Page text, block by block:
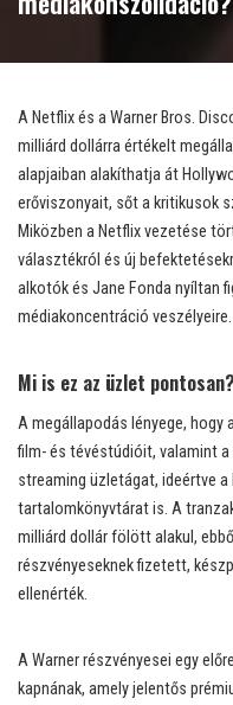
A Netflix és a Warner Bros.
milliárd dollárra értékelt
alapjaiban alakíthatja át
erőviszonyait, sőt a kritikusok
Miközben a Netflix vezetése
választékról és új
alkotók és Jane Fonda nyíltan
médiakoncentráció veszélyeire.
Mi is ez az üzlet pontosan?
A megállapodás lényege, hogy
film- és tévéstúdióit, valamint
streaming üzletágat, ideértve
tartalomkönyvtárat is. A
milliárd dollár fölött alakul,
részvényeseknek fizetett,
ellenérték.
A Warner részvényesei egy
kapnának, amely jelentős